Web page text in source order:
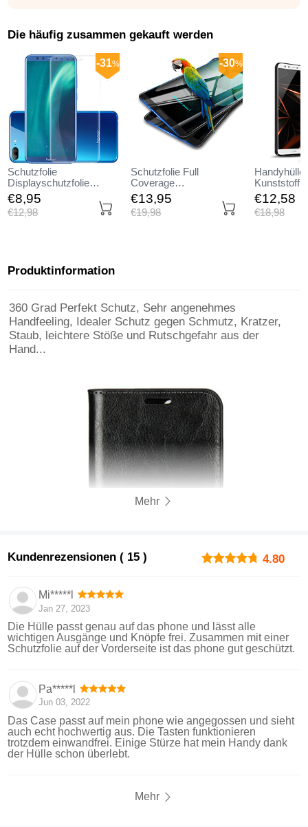
Die häufig zusammen gekauft werden
Schutzfolie
Displayschutzfolie
Panzerfolie Skins zum
Aufkleben Gehärtetes
Glas Glasfolie für
€8,95
€12,98
-31%
Schutzfolie Full
Coverage
Displayschutzfolie
Panzerfolie Skins zum
Aufkleben Gehärtetes
€13,95
€19,98
-30%
Handyhülle
Kunststoff
Tasche
Huawei
Schwarz
€12,58
€18,98
Produktinformation
360 Grad Perfekt Schutz, Sehr angenehmes
Handfeeling, Idealer Schutz gegen Schmutz, Kratzer,
Staub, leichtere Stöße und Rutschgefahr aus der
Hand...
Mehr
Kundenrezensionen ( 15 ) 4.80
Mi*****l
Jan 27, 2023
Die Hülle passt genau auf das phone und lässt alle
wichtigen Ausgänge und Knöpfe frei. Zusammen mit einer
Schutzfolie auf der Vorderseite ist das phone gut geschützt.
Pa*****l
Jun 03, 2022
Das Case passt auf mein phone wie angegossen und sieht
auch echt hochwertig aus. Die Tasten funktionieren
trotzdem einwandfrei. Einige Stürze hat mein Handy dank
der Hülle schon überlebt.
Mehr